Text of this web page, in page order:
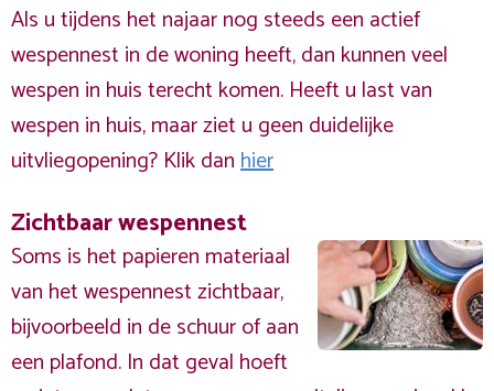
Als u tijdens het najaar nog steeds een actief
wespennest in de woning heeft, dan kunnen veel
wespen in huis terecht komen. Heeft u last van
wespen in huis, maar ziet u geen duidelijke
uitvliegopening? Klik danhier
Zichtbaar wespennest
Soms is het papieren materiaal
van het wespennest zichtbaar,
bijvoorbeeld in de schuur of aan
een plafond. In dat geval hoeft